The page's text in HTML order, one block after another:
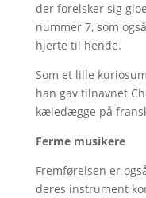
der forelsker sig
nummer 7, som
hjerte til hende.
Som et lille
han gav tilnavnet
kæledægge på
Ferme musikere
Fremførelsen er
deres instrument